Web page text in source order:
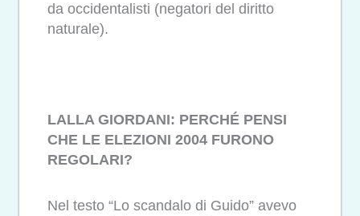
da occidentalisti (negatori del diritto
naturale).
LALLA GIORDANI: PERCHÉ PENSI
CHE LE ELEZIONI 2004 FURONO
REGOLARI?
Nel testo “Lo scandalo di Guido” avevo